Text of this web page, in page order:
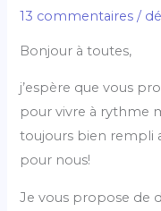
13 commentaires /
Bonjour à toutes,
j’espère que vous
pour vivre à rythme
toujours bien rempli
pour nous!
Je vous propose de